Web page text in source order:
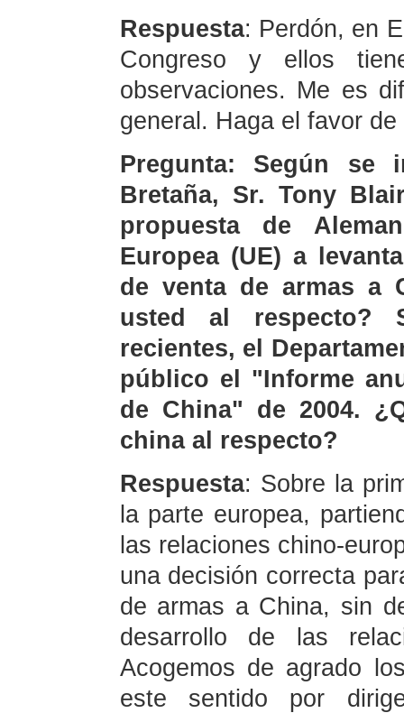
Respuesta: Perdón, en
Congreso y ellos
observaciones. Me es
general. Haga el favor
Pregunta: Según se
Bretaña, Sr. Tony
propuesta de
Europea (UE) a
de venta de armas a
usted al respecto?
recientes, el
público el "Informe
de China" de 2004.
china al respecto?
Respuesta: Sobre la
la parte europea,
las relaciones chino-
una decisión correcta
de armas a China, sin
desarrollo de las
Acogemos de agrado
este sentido por